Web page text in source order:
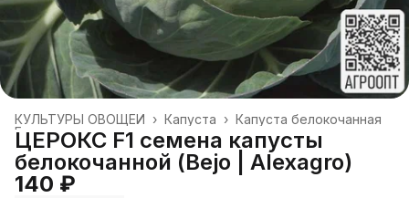
Капуста белокочанная
Капуста ›
КУЛЬТУРЫ ОВОЩЕЙ ›
Главная ›
ЦЕРОКС F1 семена капусты
белокочанной (Bejo | Alexagro)
140 ₽